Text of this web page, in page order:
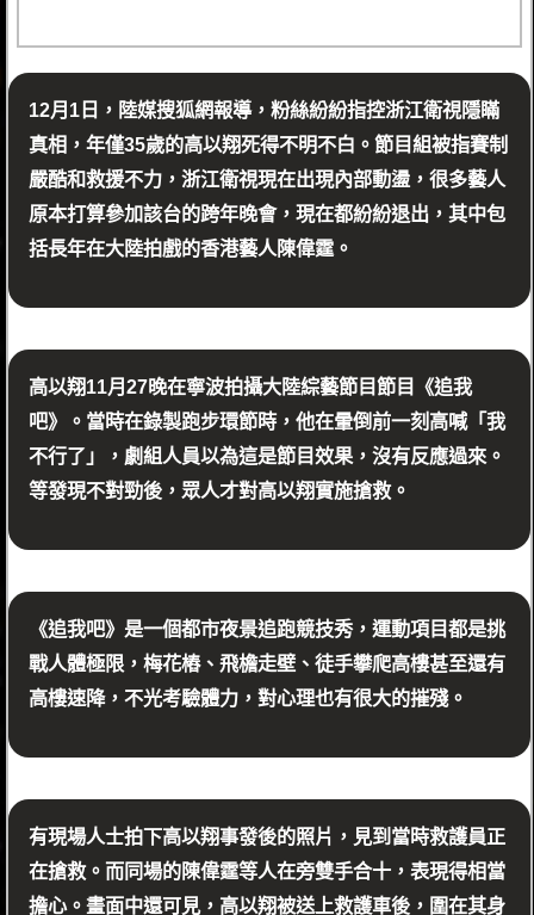
12月1日，陸媒搜狐網報導，粉絲紛紛指控浙江衛視隱瞞
真相，年僅35歲的高以翔死得不明不白。節目組被指賽制
嚴酷和救援不力，浙江衛視現在出現內部動盪，很多藝人
原本打算參加該台的跨年晚會，現在都紛紛退出，其中包
括長年在大陸拍戲的香港藝人陳偉霆。
高以翔11月27晚在寧波拍攝大陸綜藝節目節目《追我
吧》。當時在錄製跑步環節時，他在暈倒前一刻高喊「我
不行了」，劇組人員以為這是節目效果，沒有反應過來。
等發現不對勁後，眾人才對高以翔實施搶救。
《追我吧》是一個都市夜景追跑競技秀，運動項目都是挑
戰人體極限，梅花樁、飛檐走壁、徒手攀爬高樓甚至還有
高樓速降，不光考驗體力，對心理也有很大的摧殘。
有現場人士拍下高以翔事發後的照片，見到當時救護員正
在搶救。而同場的陳偉霆等人在旁雙手合十，表現得相當
擔心。畫面中還可見，高以翔被送上救護車後，圍在其身